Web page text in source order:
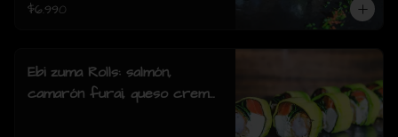
$6.990
Ebi zuma Rolls: salmón,
camarón furai, queso crema,